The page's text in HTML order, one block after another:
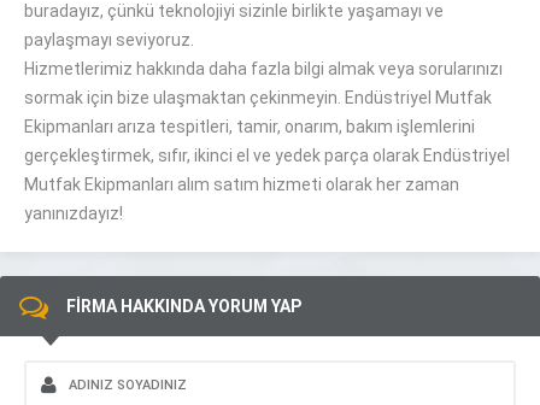
buradayız, çünkü teknolojiyi sizinle birlikte yaşamayı ve
paylaşmayı seviyoruz.
Hizmetlerimiz hakkında daha fazla bilgi almak veya sorularınızı
sormak için bize ulaşmaktan çekinmeyin. Endüstriyel Mutfak
Ekipmanları arıza tespitleri, tamir, onarım, bakım işlemlerini
gerçekleştirmek, sıfır, ikinci el ve yedek parça olarak Endüstriyel
Mutfak Ekipmanları alım satım hizmeti olarak her zaman
yanınızdayız!
FİRMA HAKKINDA YORUM YAP